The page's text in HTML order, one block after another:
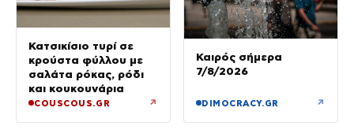
Κατσικίσιο τυρί σε
κρούστα φύλλου με
σαλάτα ρόκας, ρόδι
και κουκουνάρια
COUSCOUS.GR ↗
Καιρός σήμερα
7/8/2026
DIMOCRACY.GR ↗